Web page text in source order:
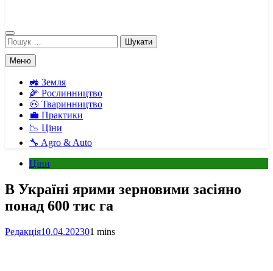
Пошук:
Меню
🚜 Земля
🌽 Рослинництво
🐽 Тваринництво
💼 Практики
📉 Ціни
🔧 Agro & Auto
Ціни
В Україні ярими зерновими засіяно
понад 600 тис га
Редакція10.04.202301 mins